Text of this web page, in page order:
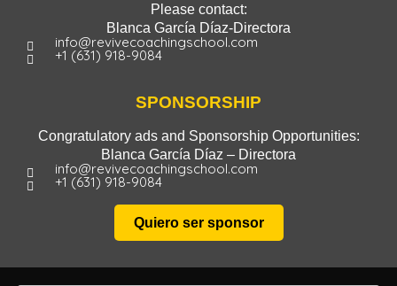
Please contact:
Blanca García Díaz-Directora
info@revivecoachingschool.com
+1 (631) 918-9084
SPONSORSHIP
Congratulatory ads and Sponsorship Opportunities:
Blanca García Díaz – Directora
info@revivecoachingschool.com
+1 (631) 918-9084
Quiero ser sponsor